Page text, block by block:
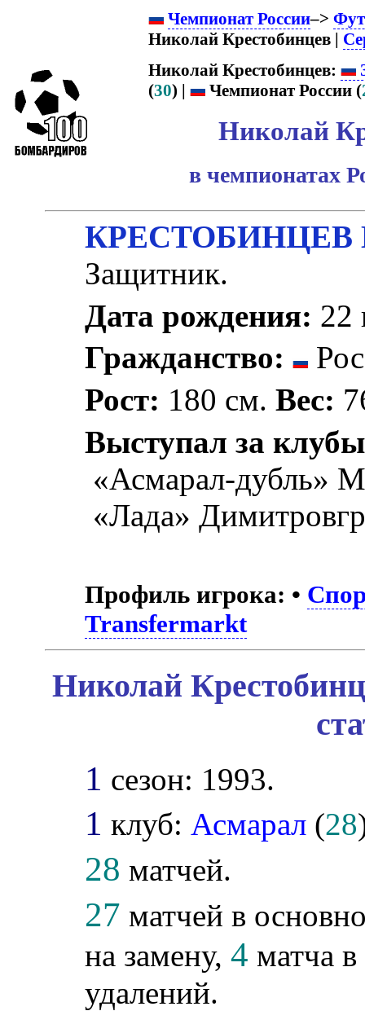
Чемпионат России–>
Николай Крестобинцев |
Николай Крестобинцев:
(30) | Чемпионат России (
Николай
в чемпионатах
КРЕСТОБИНЦЕВ
Защитник.
Дата рождения: 22
Гражданство:
Рост: 180 см.Вес:
Выступал за
«Асмарал-дубль»
«Лада»
Профиль игрока: •
Transfermarkt
Николай
1 сезон: 1993.
1 клуб: Асмарал (28
28 матчей.
27 матчей в
на замену,4 матча
удалений.